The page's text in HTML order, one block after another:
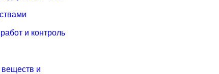
и контроль
веществ и